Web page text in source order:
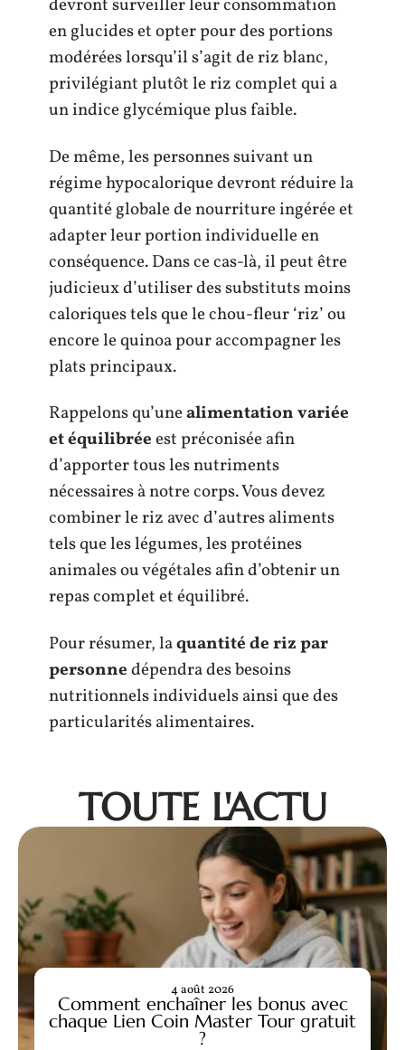
devront surveiller leur consommation
en glucides et opter pour des portions
modérées lorsqu’il s’agit de riz blanc,
privilégiant plutôt le riz complet qui a
un indice glycémique plus faible.
De même, les personnes suivant un
régime hypocalorique devront réduire la
quantité globale de nourriture ingérée et
adapter leur portion individuelle en
conséquence. Dans ce cas-là, il peut être
judicieux d’utiliser des substituts moins
caloriques tels que le chou-fleur ‘riz’ ou
encore le quinoa pour accompagner les
plats principaux.
Rappelons qu’unealimentation variée
et équilibréeest préconisée afin
d’apporter tous les nutriments
nécessaires à notre corps. Vous devez
combiner le riz avec d’autres aliments
tels que les légumes, les protéines
animales ou végétales afin d’obtenir un
repas complet et équilibré.
Pour résumer, laquantité de riz par
personnedépendra des besoins
nutritionnels individuels ainsi que des
particularités alimentaires.
TOUTE L'ACTU
Comment enchaîner les bonus avec
chaque Lien Coin Master Tour gratuit
?
4 août 2026